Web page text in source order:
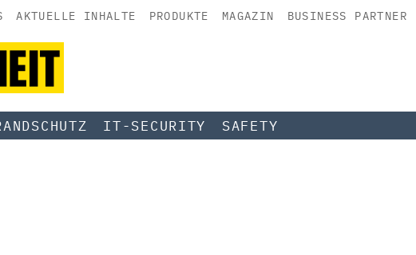
AKTUELLE INHALTE PRODUKTE MAGAZIN BUSINESS PARTNER
IT-SECURITY SAFETY